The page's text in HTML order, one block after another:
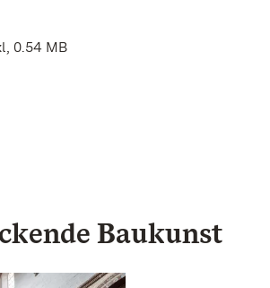
0.54 MB
Baukunst